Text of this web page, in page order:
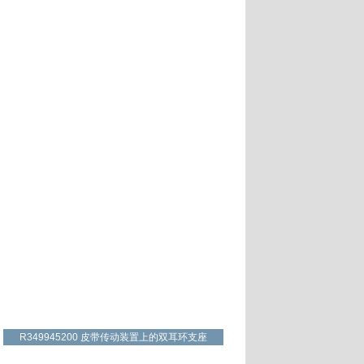
R349945200 皮带传动装置上的双耳环支座